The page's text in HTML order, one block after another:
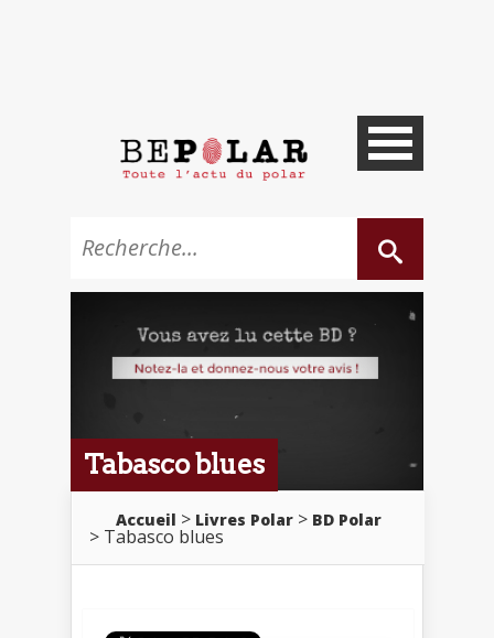
Tabasco blues
Accueil Livres Polar BD Polar
Tabasco blues